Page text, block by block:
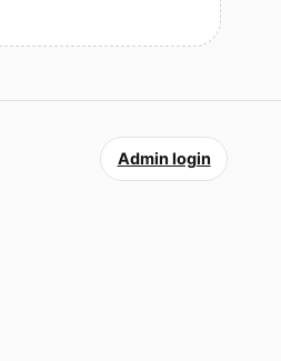
Admin login